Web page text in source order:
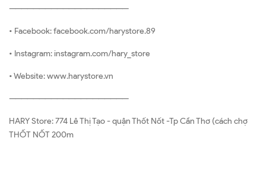
————————————————————
• Facebook: facebook.com/harystore.89
• Instagram: instagram.com/hary_store
• Website: www.harystore.vn
————————————————————
HARY Store: 774 Lê Thị Tạo - quận Thốt Nốt -Tp Cần Thơ (cách chợ
THỐT NỐT 200m